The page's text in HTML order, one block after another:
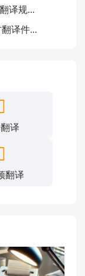
译规...
译件...
译
翻译